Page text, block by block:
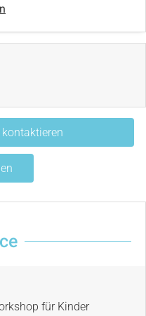
für Kinder